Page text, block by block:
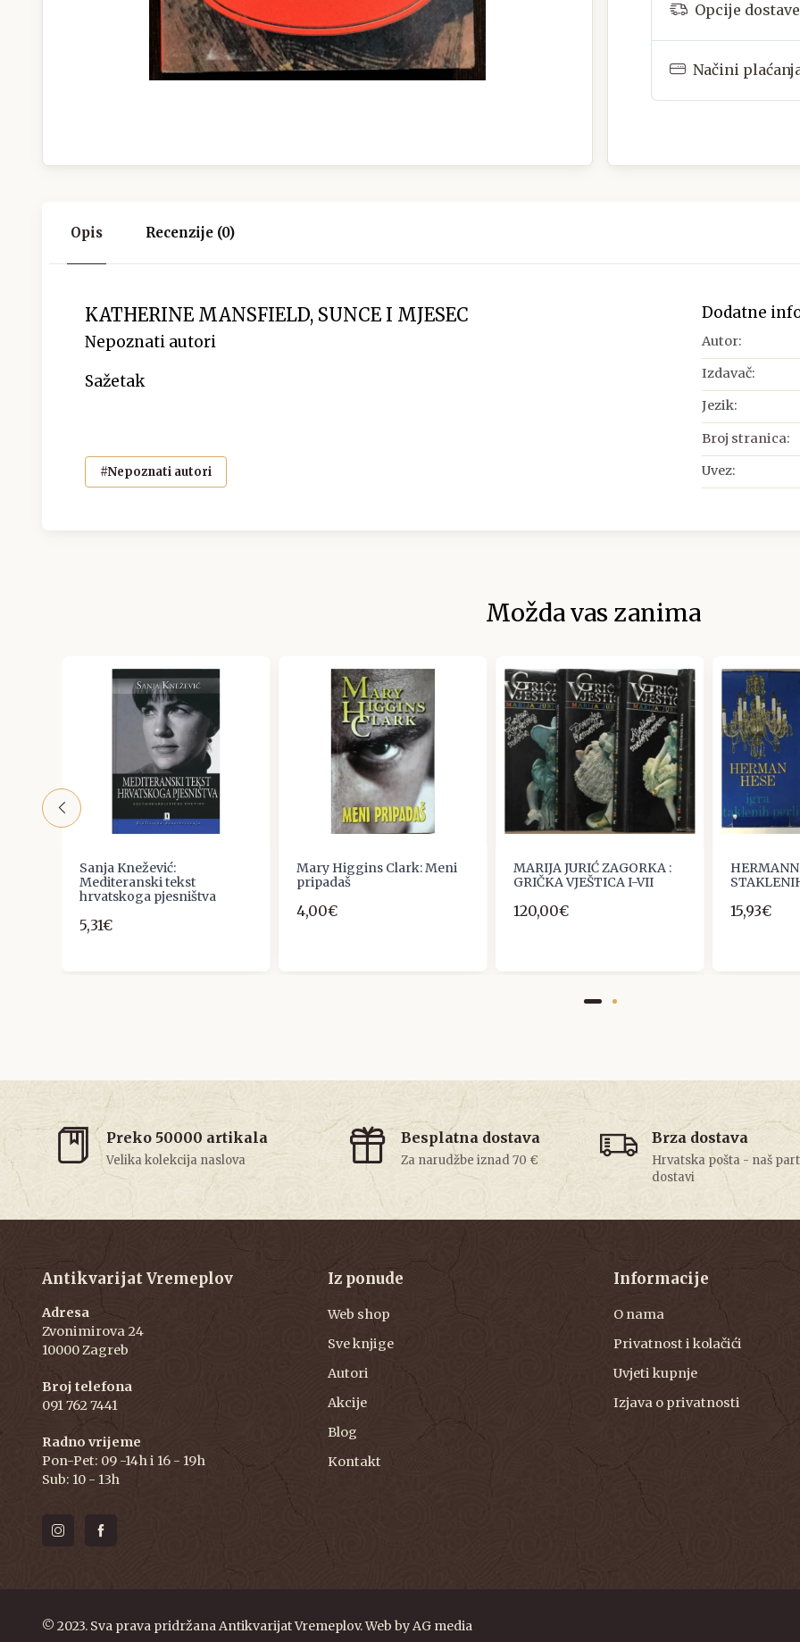
Opcije dostave
Načini
Opis Recenzije (0)
KATHERINE MANSFIELD, SUNCE I MJESEC
Nepoznati autori
Sažetak
#Nepoznati autori
Dodatne
Autor:
Izdavač:
Jezik:
Broj stranica:
Uvez:
Možda vas zanima
Sanja Knežević:
Mediteranski tekst
hrvatskoga pjesništva
5,31€
Mary Higgins Clark: Meni
pripadaš
4,00€
MARIJA JURIĆ ZAGORKA :
GRIČKA VJEŠTICA I-VII
120,00€ 15,93€
Preko 50000 artikala
Velika kolekcija naslova
Besplatna dostava
Za narudžbe iznad 70 €
Brza dostava
Hrvatska pošta - naš
dostavi
Antikvarijat Vremeplov
Adresa
Zvonimirova 24
10000 Zagreb
Broj telefona
091 762 7441
Radno vrijeme
Pon-Pet: 09 -14h i 16 - 19h
Sub: 10 - 13h
Iz ponude
Web shop
Sve knjige
Autori
Akcije
Blog
Kontakt
Informacije
O nama
Privatnost i kolačići
Uvjeti kupnje
Izjava o privatnosti
© 2023. Sva prava pridržana Antikvarijat Vremeplov. Web byAG media